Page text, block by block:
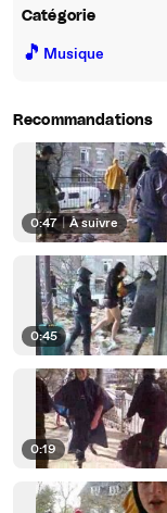
Catégorie
🎵 Musique
Recommandations
0:47 | À suivre
0:45
0:19